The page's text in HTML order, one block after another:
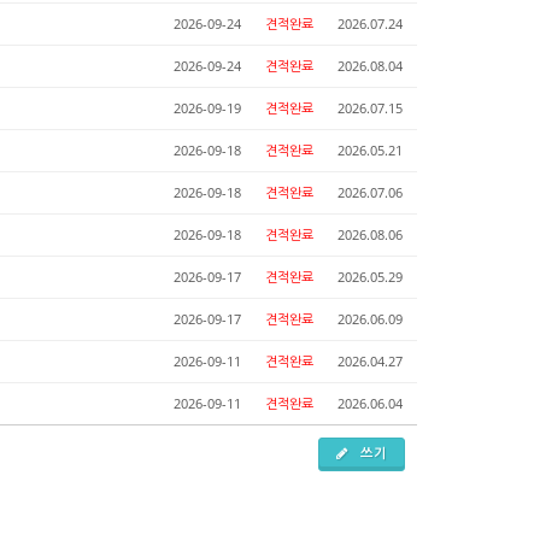
2026-09-24 견적완료 2026.07.24
2026-09-24 견적완료 2026.08.04
2026-09-19 견적완료 2026.07.15
2026-09-18 견적완료 2026.05.21
2026-09-18 견적완료 2026.07.06
2026-09-18 견적완료 2026.08.06
2026-09-17 견적완료 2026.05.29
2026-09-17 견적완료 2026.06.09
2026-09-11 견적완료 2026.04.27
2026-09-11 견적완료 2026.06.04
쓰기